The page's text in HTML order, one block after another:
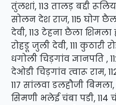
तुंलशां, 113 तालड़ बद्दी
सोलन देश राज, 115 घोग
देवी, 113 टेहना छैला शिमला
रोहडू जुली देवी, 111 कुठारी
धगोली चिड़गांव ज्ञानपति ,
देओडी चिड़गांव त्वारू राम,
117 सांलवा डलहौजी बिमला,
सिमणी भलेई चंबा पडी, 114